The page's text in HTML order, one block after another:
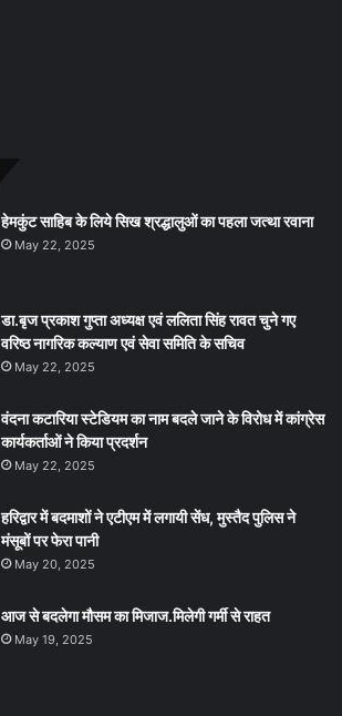
हेमकुंट साहिब के लिये सिख श्रद्धालुओं का पहला जत्था रवाना
May 22, 2025
डा.बृज प्रकाश गुप्ता अध्यक्ष एवं ललिता सिंह रावत चुने गए
वरिष्ठ नागरिक कल्याण एवं सेवा समिति के सचिव
May 22, 2025
वंदना कटारिया स्टेडियम का नाम बदले जाने के विरोध में कांग्रेस
कार्यकर्ताओं ने किया प्रदर्शन
May 22, 2025
हरिद्वार में बदमाशों ने एटीएम में लगायी सेंध, मुस्तैद पुलिस ने
मंसूबों पर फेरा पानी
May 20, 2025
आज से बदलेगा मौसम का मिजाज.मिलेगी गर्मी से राहत
May 19, 2025